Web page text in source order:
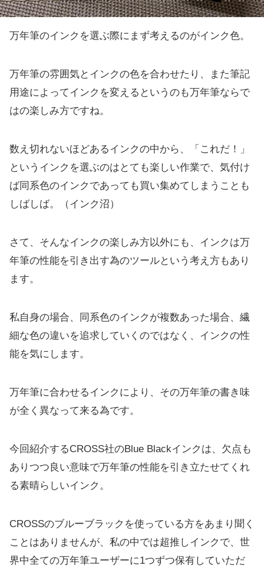
万年筆のインクを選ぶ際にまず考えるのがインク色。
万年筆の雰囲気とインクの色を合わせたり、また筆記
用途によってインクを変えるというのも万年筆ならで
はの楽しみ方ですね。
数え切れないほどあるインクの中から、「これだ！」
というインクを選ぶのはとても楽しい作業で、気付け
ば同系色のインクであっても買い集めてしまうことも
しばしば。（インク沼）
さて、そんなインクの楽しみ方以外にも、インクは万
年筆の性能を引き出す為のツールという考え方もあり
ます。
私自身の場合、同系色のインクが複数あった場合、繊
細な色の違いを追求していくのではなく、インクの性
能を気にします。
万年筆に合わせるインクにより、その万年筆の書き味
が全く異なって来る為です。
今回紹介するCROSS社のBlue Blackインクは、欠点も
ありつつ良い意味で万年筆の性能を引き立たせてくれ
る素晴らしいインク。
CROSSのブルーブラックを使っている方をあまり聞く
ことはありませんが、私の中では超推しインクで、世
界中全ての万年筆ユーザーに1つずつ保有していただ